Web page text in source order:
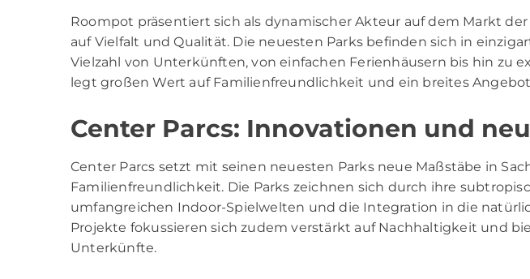
Roompot präsentiert sich als dynamischer Akteur auf dem Markt
auf Vielfalt und Qualität. Die neuesten Parks befinden sich in
Vielzahl von Unterkünften, von einfachen Ferienhäusern bis hin zu
legt großen Wert auf Familienfreundlichkeit und ein breites
Center Parcs: Innovationen und
Center Parcs setzt mit seinen neuesten Parks neue Maßstäbe in
Familienfreundlichkeit. Die Parks zeichnen sich durch ihre
umfangreichen Indoor-Spielwelten und die Integration in die
Projekte fokussieren sich zudem verstärkt auf Nachhaltigkeit und
Unterkünfte.